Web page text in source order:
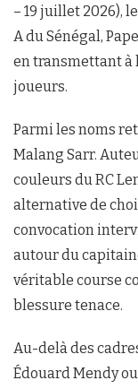
– 19 juillet 2026),
A du Sénégal,
en transmettant à
joueurs.
Parmi les noms
Malang Sarr.
couleurs du RC
alternative de
convocation
autour du
véritable course
blessure tenace.
Au-delà des
Édouard Mendy